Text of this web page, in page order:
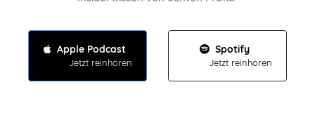
Apple Podcast
Jetzt reinhören
Spotify
Jetzt reinhören